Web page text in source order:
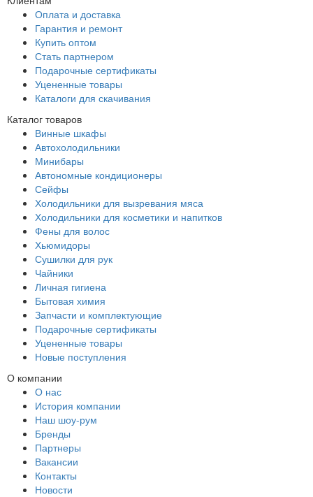
Оплата и доставка
Гарантия и ремонт
Купить оптом
Стать партнером
Подарочные сертификаты
Уцененные товары
Каталоги для скачивания
Каталог товаров
Винные шкафы
Автохолодильники
Минибары
Автономные кондиционеры
Сейфы
Холодильники для вызревания мяса
Холодильники для косметики и напитков
Фены для волос
Хьюмидоры
Сушилки для рук
Чайники
Личная гигиена
Бытовая химия
Запчасти и комплектующие
Подарочные сертификаты
Уцененные товары
Новые поступления
О компании
О нас
История компании
Наш шоу-рум
Бренды
Партнеры
Вакансии
Контакты
Новости